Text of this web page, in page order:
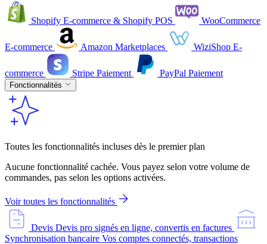
Shopify E-commerce & Shopify POS WooCommerce
E-commerce Amazon Marketplaces WiziShop E-
commerce Stripe Paiement PayPal Paiement
Fonctionnalités
Toutes les fonctionnalités incluses dès le premier plan
Aucune fonctionnalité cachée. Vous payez selon votre volume de
commandes, pas selon les options activées.
Voir toutes les fonctionnalités
Devis Devis pro signés en ligne, convertis en factures
Synchronisation bancaire Vos comptes connectés, transactions